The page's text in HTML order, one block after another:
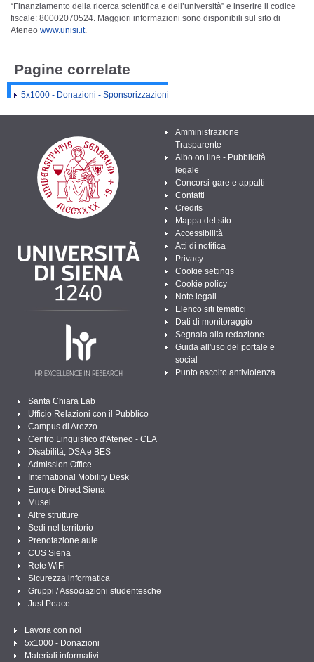
“Finanziamento della ricerca scientifica e dell’università” e inserire il codice
fiscale: 80002070524. Maggiori informazioni sono disponibili sul sito di
Ateneo www.unisi.it.
Pagine correlate
5x1000 - Donazioni - Sponsorizzazioni
Amministrazione
Trasparente
Albo on line - Pubblicità
legale
Concorsi-gare e appalti
Contatti
Credits
Mappa del sito
Accessibilità
Atti di notifica
Privacy
Cookie settings
Cookie policy
Note legali
Elenco siti tematici
Dati di monitoraggio
Segnala alla redazione
Guida all'uso del portale e
social
Punto ascolto antiviolenza
Santa Chiara Lab
Ufficio Relazioni con il Pubblico
Campus di Arezzo
Centro Linguistico d'Ateneo - CLA
Disabilità, DSA e BES
Admission Office
International Mobility Desk
Europe Direct Siena
Musei
Altre strutture
Sedi nel territorio
Prenotazione aule
CUS Siena
Rete WiFi
Sicurezza informatica
Gruppi / Associazioni studentesche
Just Peace
Lavora con noi
5x1000 - Donazioni
Materiali informativi